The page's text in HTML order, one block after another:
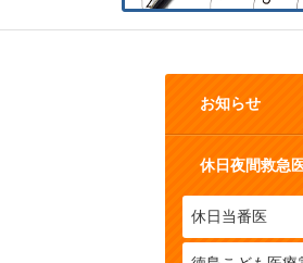
お知らせ
休日夜間救急
休日当番医